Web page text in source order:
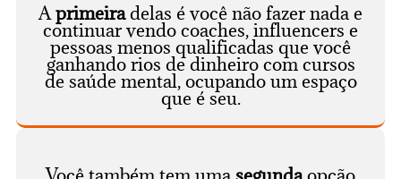
Aprimeiradelas é você não fazer nada e
continuar vendo coaches, influencers e
pessoas menos qualificadas que você
ganhando rios de dinheiro com cursos
de saúde mental, ocupando um espaço
que é seu.